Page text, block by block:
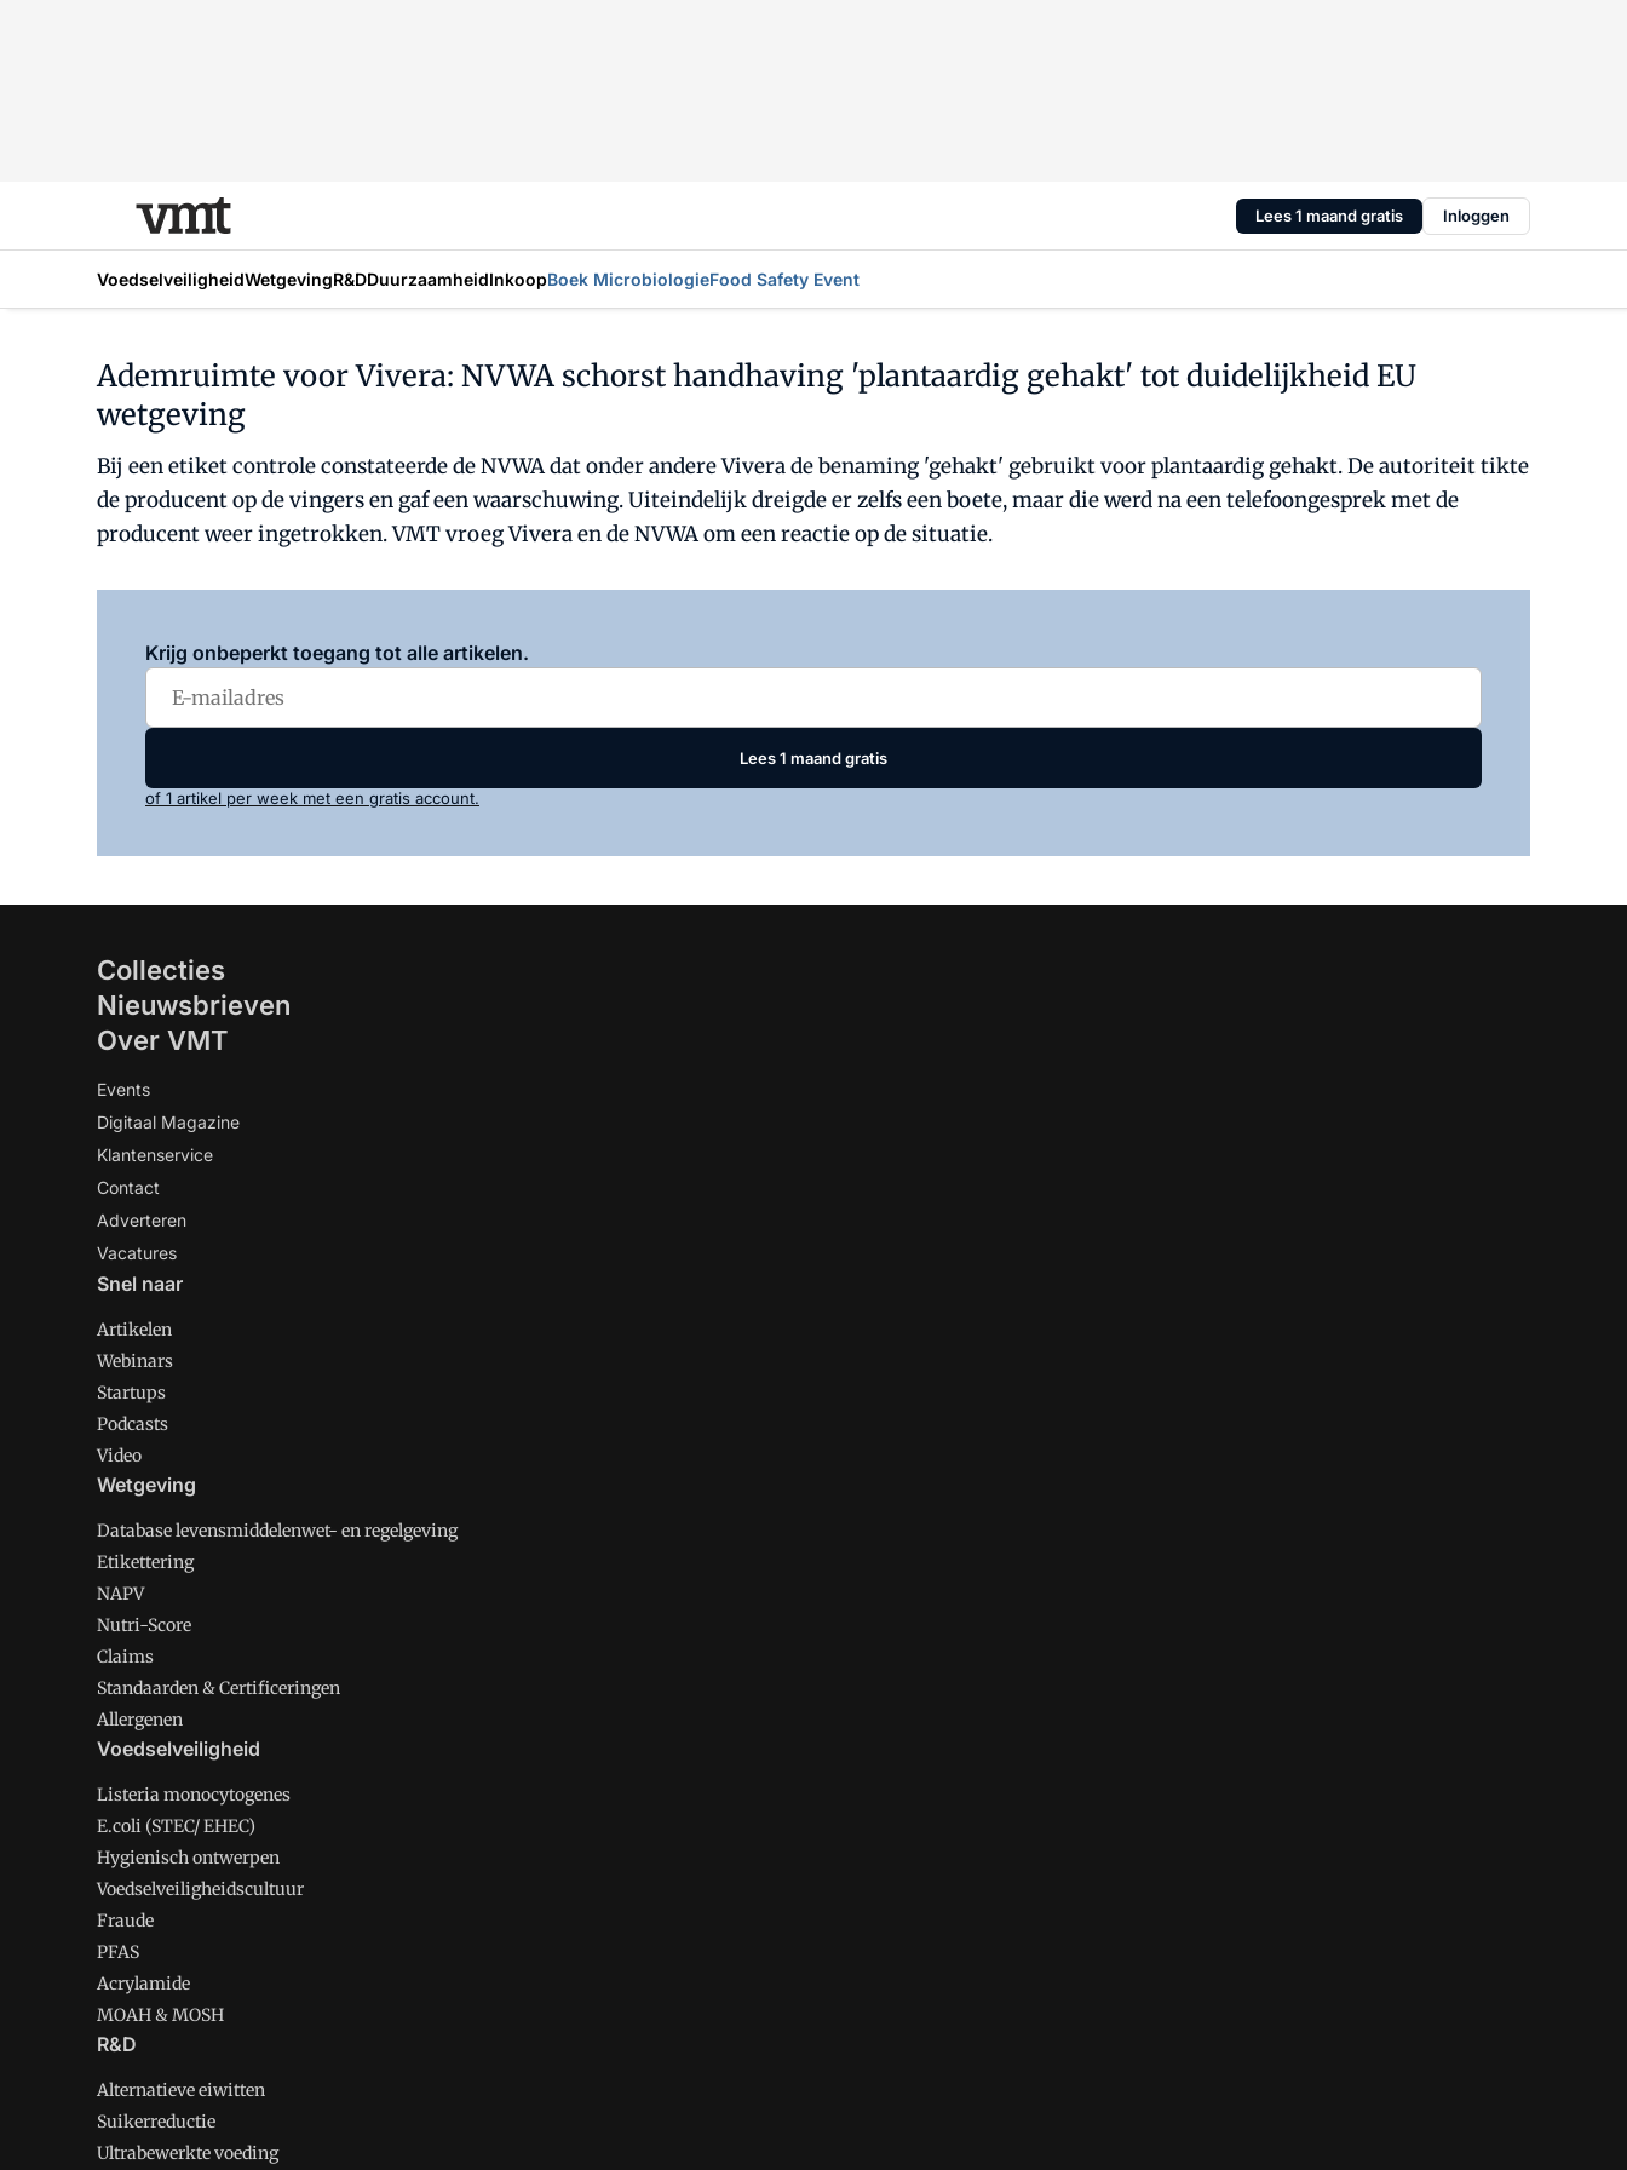
Lees 1 maand gratis Inloggen
VoedselveiligheidWetgevingR&DDuurzaamheidInkoopBoek MicrobiologieFood Safety Event
Ademruimte voor Vivera: NVWA schorst handhaving 'plantaardig gehakt' tot duidelijkheid EU
wetgeving
Bij een etiket controle constateerde de NVWA dat onder andere Vivera de benaming 'gehakt' gebruikt voor plantaardig gehakt. De autoriteit tikte
de producent op de vingers en gaf een waarschuwing. Uiteindelijk dreigde er zelfs een boete, maar die werd na een telefoongesprek met de
producent weer ingetrokken. VMT vroeg Vivera en de NVWA om een reactie op de situatie.
Krijg onbeperkt toegang tot alle artikelen.
Lees 1 maand gratis
of 1 artikel per week met een gratis account.
Collecties
Nieuwsbrieven
Over VMT
Events
Digitaal Magazine
Klantenservice
Contact
Adverteren
Vacatures
Snel naar
Artikelen
Webinars
Startups
Podcasts
Video
Wetgeving
Database levensmiddelenwet- en regelgeving
Etikettering
NAPV
Nutri-Score
Claims
Standaarden & Certificeringen
Allergenen
Voedselveiligheid
Listeria monocytogenes
E.coli (STEC/ EHEC)
Hygienisch ontwerpen
Voedselveiligheidscultuur
Fraude
PFAS
Acrylamide
MOAH & MOSH
R&D
Alternatieve eiwitten
Suikerreductie
Ultrabewerkte voeding